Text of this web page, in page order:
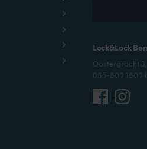
Lock&Lock
Oostergracht
085-800 1800